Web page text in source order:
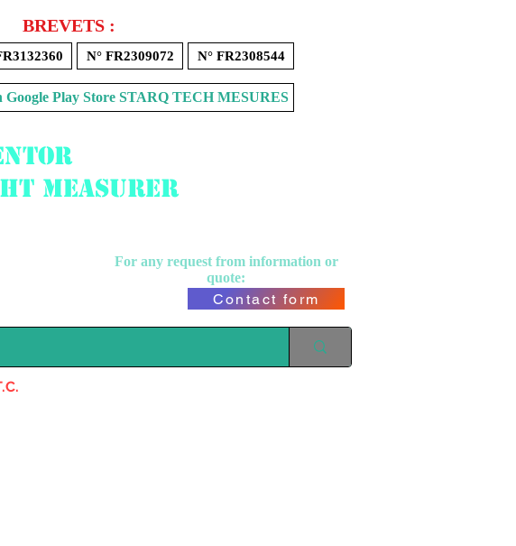
BREVETS :
N° FR2309072 N° FR2308544
measurer
Google Play Store STARQ TECH MESURES
For any request from information or
quote:
Contact form